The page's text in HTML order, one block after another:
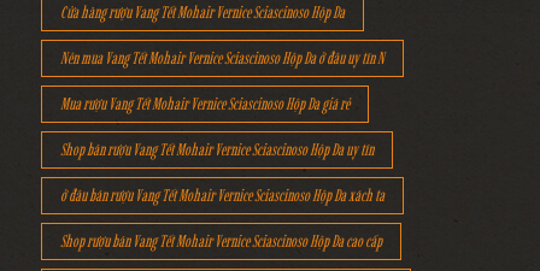
Cửa hàng rượu Vang Tết Mohair Vernice Sciascinoso Hộp Da
Nên mua Vang Tết Mohair Vernice Sciascinoso Hộp Da ở đâu uy tín N
Mua rượu Vang Tết Mohair Vernice Sciascinoso Hộp Da giá rẻ
Shop bán rượu Vang Tết Mohair Vernice Sciascinoso Hộp Da uy tín
ở đâu bán rượu Vang Tết Mohair Vernice Sciascinoso Hộp Da xách ta
Shop rượu bán Vang Tết Mohair Vernice Sciascinoso Hộp Da cao cấp